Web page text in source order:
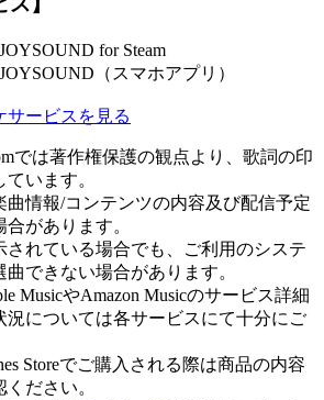
for Steam
（スマホアプリ）
サービスを見る
では著作権保護の観点より、歌詞の印
います。
曲情報/コンテンツの内容及び配信予定
があります。
されている場合でも、ご利用のシステ
曲できない場合があります。
MusicやAmazon Musicのサービス詳細
況については各サービスにて十分にご
Storeでご購入される際は商品の内容
ださい。